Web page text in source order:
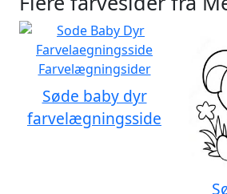
Søde baby dyr
farvelægningsside